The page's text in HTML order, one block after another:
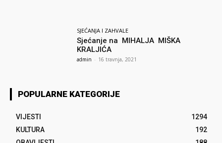
SJEĆANJA I ZAHVALE
Sjećanje na MIHALJA MIŠKA
KRALJIĆA
admin - 16 travnja, 2021
POPULARNE KATEGORIJE
VIJESTI
1294
KULTURA
192